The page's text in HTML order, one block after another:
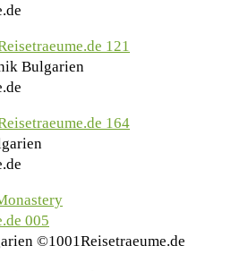
Bulgarien
©1001Reisetraeume.de